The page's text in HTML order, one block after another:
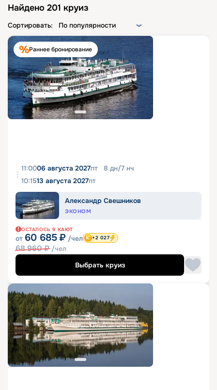
Найдено 201 круиз
Сортировать: По популярности
Раннее бронирование
11:0006 августа 2027пт 8 дн/7 нч
10:1513 августа 2027пт
Александр Свешников
ЭКОНОМ
ОСТАЛОСЬ 9 КАЮТ
от 60 685 ₽ /чел
68 960₽ /чел
+2 027
Выбрать круиз